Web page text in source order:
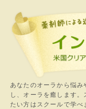
あなたのオーラから悩み
し、オーラを癒します
たい方はスクールで学べ